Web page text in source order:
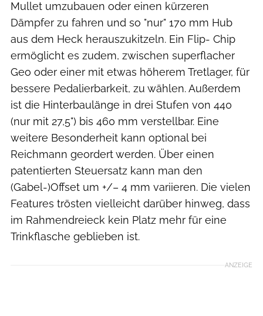
Mullet umzubauen oder einen kürzeren
Dämpfer zu fahren und so "nur" 170 mm Hub
aus dem Heck herauszukitzeln. Ein Flip- Chip
ermöglicht es zudem, zwischen superflacher
Geo oder einer mit etwas höherem Tretlager, für
bessere Pedalierbarkeit, zu wählen. Außerdem
ist die Hinterbaulänge in drei Stufen von 440
(nur mit 27,5") bis 460 mm verstellbar. Eine
weitere Besonderheit kann optional bei
Reichmann geordert werden. Über einen
patentierten Steuersatz kann man den
(Gabel-)Offset um +/– 4 mm variieren. Die vielen
Features trösten vielleicht darüber hinweg, dass
im Rahmendreieck kein Platz mehr für eine
Trinkflasche geblieben ist.
ANZEIGE